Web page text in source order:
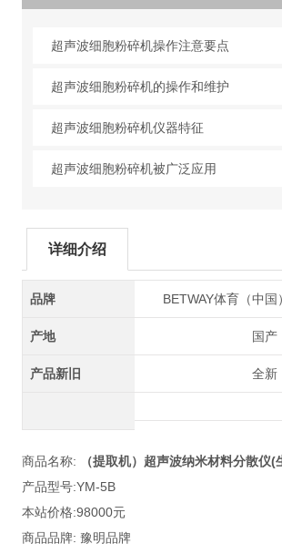
超声波细胞粉碎机操作注意要点
超声波细胞粉碎机的操作和维护
超声波细胞粉碎机仪器特征
超声波细胞粉碎机被广泛应用
详细介绍
品牌 BETWAY体育（中
产地 国产
产品新旧 全新
商品名称:
（提取机）超声波纳米材料分散仪(
产品型号:YM-5B
本站价格:98000元
商品品牌: 豫明品牌